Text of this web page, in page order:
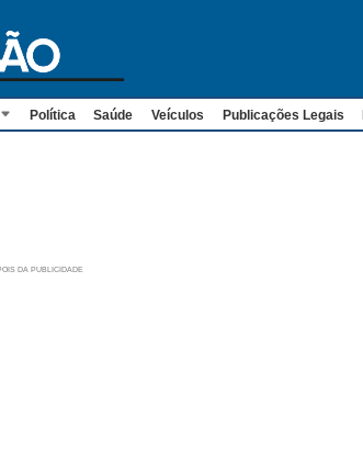
Política Saúde Veículos Publicações Legais